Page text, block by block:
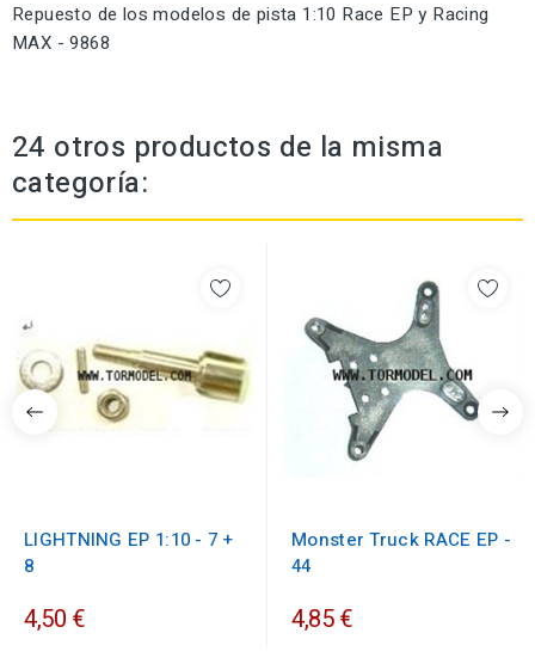
Repuesto de los modelos de pista 1:10 Race EP y Racing
MAX - 9868
24 otros productos de la misma
categoría:
LIGHTNING EP 1:10 - 7 +
8
4,50 €
Monster Truck RACE EP -
44
4,85 €